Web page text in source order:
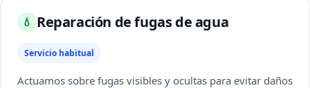
💧 Reparación de fugas de agua
Servicio habitual
Actuamos sobre fugas visibles y ocultas para evitar daños